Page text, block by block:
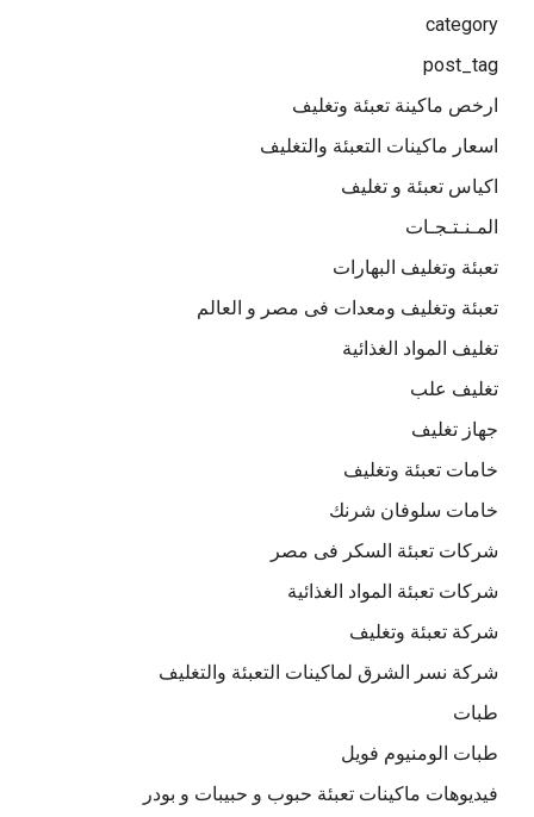
category
post_tag
ارخص ماكينة تعبئة وتغليف
اسعار ماكينات التعبئة والتغليف
اكياس تعبئة و تغليف
المـنـتـجـات
تعبئة وتغليف البهارات
تعبئة وتغليف ومعدات فى مصر و العالم
تغليف المواد الغذائية
تغليف علب
جهاز تغليف
خامات تعبئة وتغليف
خامات سلوفان شرنك
شركات تعبئة السكر فى مصر
شركات تعبئة المواد الغذائية
شركة تعبئة وتغليف
شركة نسر الشرق لماكينات التعبئة والتغليف
طبات
طبات الومنيوم فويل
فيديوهات ماكينات تعبئة حبوب و حبيبات و بودر